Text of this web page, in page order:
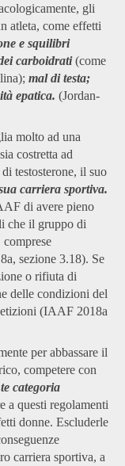
gli
atleta, come effetti
e squilibri
carboidrati(come
mal di testa;
epatica. (Jordan-
molto ad una
costretta ad
testosterone, il suo
carriera sportiva.
di avere pieno
che il gruppo di
comprese
sezione 3.18). Se
o rifiuta di
delle condizioni del
(IAAF 2018a
per abbassare il
competere con
categoria
a questi regolamenti
donne. Escluderle
carriera sportiva, a